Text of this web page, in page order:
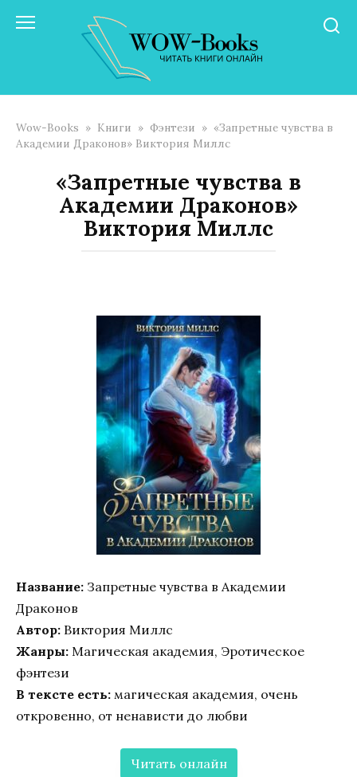
Wow-Books » Книги » Фэнтези » «Запретные чувства в
Академии Драконов» Виктория Миллс
«Запретные чувства в
Академии Драконов»
Виктория Миллс
Название: Запретные чувства в Академии
Драконов
Автор: Виктория Миллс
Жанры: Магическая академия, Эротическое
фэнтези
В тексте есть: магическая академия, очень
откровенно, от ненависти до любви
Читать онлайн